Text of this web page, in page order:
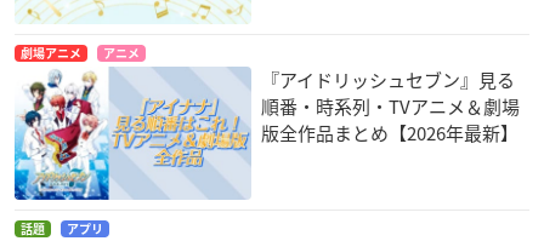
劇場アニメ アニメ
『アイドリッシュセブン』見る
順番・時系列・TVアニメ＆劇場
版全作品まとめ【2026年最新】
話題 アプリ